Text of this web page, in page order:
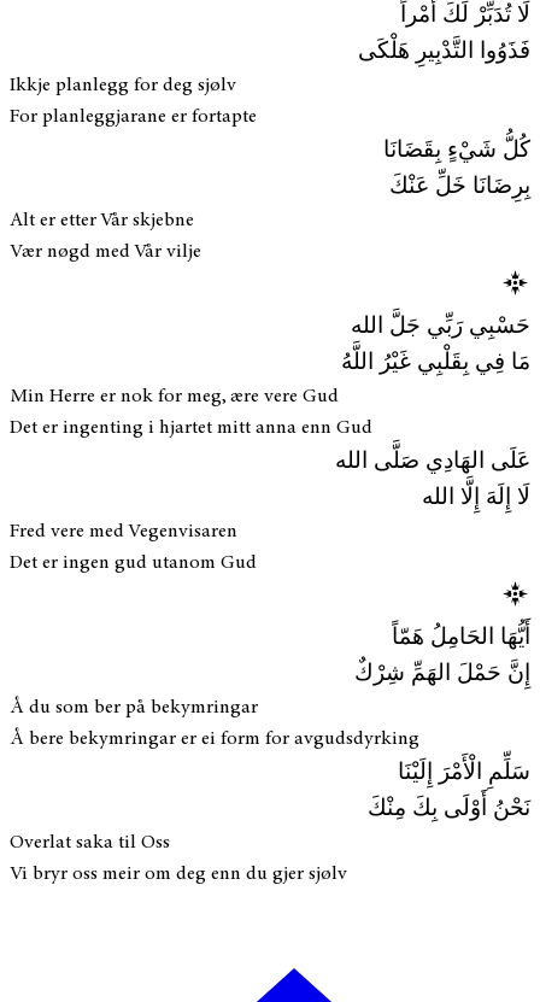
لَا تُدَبِّرْ لَكَ أَمْراً
فَذَوُوا التَّدْبِيرِ هَلْكَى
Ikkje planlegg for deg sjølv
For planleggjarane er fortapte
كُلُّ شَيْءٍ بِقَضَانَا
بِرِضَانَا خَلِّ عَنْكَ
Alt er etter Vår skjebne
Vær nøgd med Vår vilje
حَسْبِي رَبِّي جَلَّ الله
مَا فِي بِقَلْبِي غَيْرُ اللَّهُ
Min Herre er nok for meg, ære vere Gud
Det er ingenting i hjartet mitt anna enn Gud
عَلَى الهَادِي صَلَّى الله
لَا إِلَهَ إِلَّا الله
Fred vere med Vegenvisaren
Det er ingen gud utanom Gud
أَيُّهَا الحَامِلُ هَمّاً
إِنَّ حَمْلَ الهَمِّ شِرْكٌ
Å du som ber på bekymringar
Å bere bekymringar er ei form for avgudsdyrking
سَلِّمِ الْأَمْرَ إِلَيْنَا
نَحْنُ أَوْلَى بِكَ مِنْكَ
Overlat saka til Oss
Vi bryr oss meir om deg enn du gjer sjølv